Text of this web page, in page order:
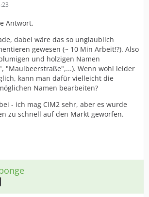
Antwort.
dabei wäre das so unglaublich
gewesen (~ 10 Min Arbeit!?). Also
und holzigen Namen
"Maulbeerstraße",...). Wenn wohl leider
kann man dafür vielleicht die
Namen bearbeiten?
- ich mag CIM2 sehr, aber es wurde
zu schnell auf den Markt geworfen.